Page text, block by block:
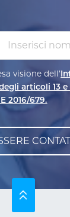
visione dell’
articoli 13 e
2016/679.
SU